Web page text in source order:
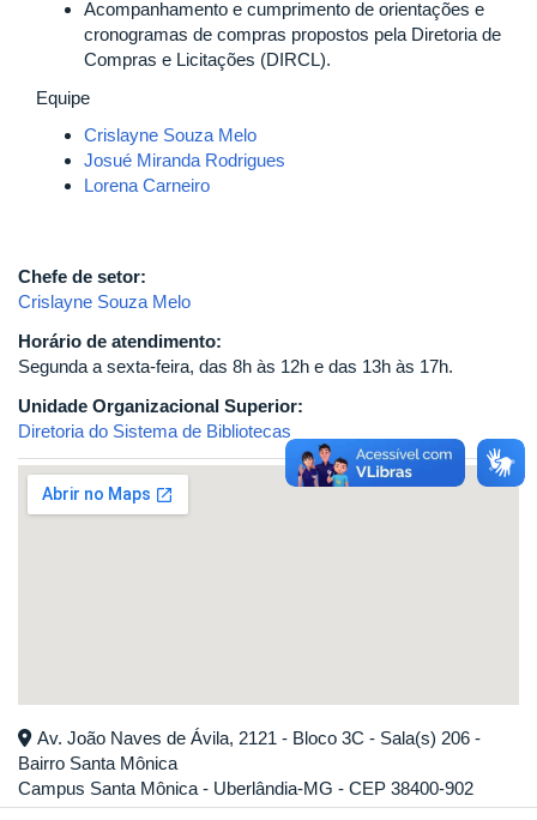
Acompanhamento e cumprimento de orientações e
cronogramas de compras propostos pela Diretoria de
Compras e Licitações (DIRCL).
Equipe
Crislayne Souza Melo
Josué Miranda Rodrigues
Lorena Carneiro
Chefe de setor:
Crislayne Souza Melo
Horário de atendimento:
Segunda a sexta-feira, das 8h às 12h e das 13h às 17h.
Unidade Organizacional Superior:
Diretoria do Sistema de Bibliotecas
Av. João Naves de Ávila, 2121 - Bloco 3C - Sala(s) 206 -
Bairro Santa Mônica
Campus Santa Mônica - Uberlândia-MG - CEP 38400-902